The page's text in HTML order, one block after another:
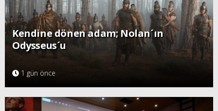
Kendine dönen adam; Nolan´ın
Odysseus´u
1 gün önce